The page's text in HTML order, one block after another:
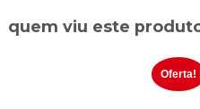
quem viu este
Oferta!